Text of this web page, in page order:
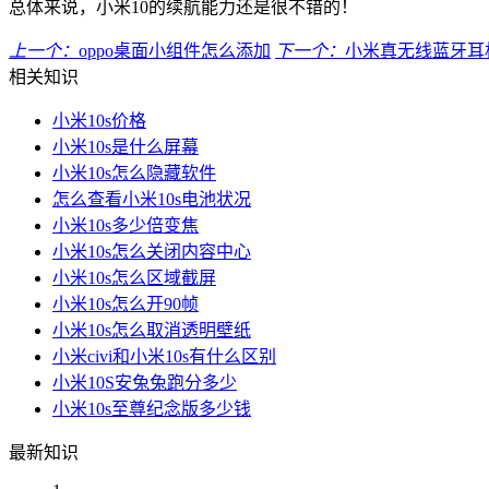
总体来说，小米10的续航能力还是很不错的！
上一个： oppo桌面小组件怎么添加 下一个： 小米真无线蓝牙
相关知识
小米10s价格
小米10s是什么屏幕
小米10s怎么隐藏软件
怎么查看小米10s电池状况
小米10s多少倍变焦
小米10s怎么关闭内容中心
小米10s怎么区域截屏
小米10s怎么开90帧
小米10s怎么取消透明壁纸
小米civi和小米10s有什么区别
小米10S安兔兔跑分多少
小米10s至尊纪念版多少钱
最新知识